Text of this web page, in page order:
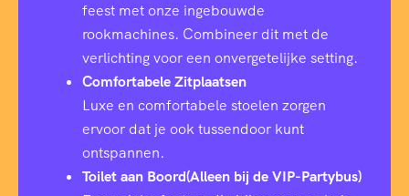
feest met onze ingebouwde
rookmachines. Combineer dit met de
verlichting voor een onvergetelijke setting.
Comfortabele Zitplaatsen
Luxe en comfortabele stoelen zorgen
ervoor dat je ook tussendoor kunt
ontspannen.
Toilet aan Boord(Alleen bij de VIP-Partybus)